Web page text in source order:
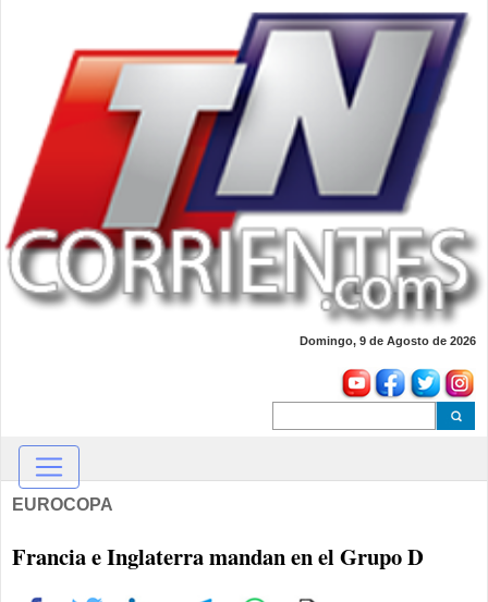
Domingo, 9 de Agosto de 2026
EUROCOPA
Francia e Inglaterra mandan en el Grupo D